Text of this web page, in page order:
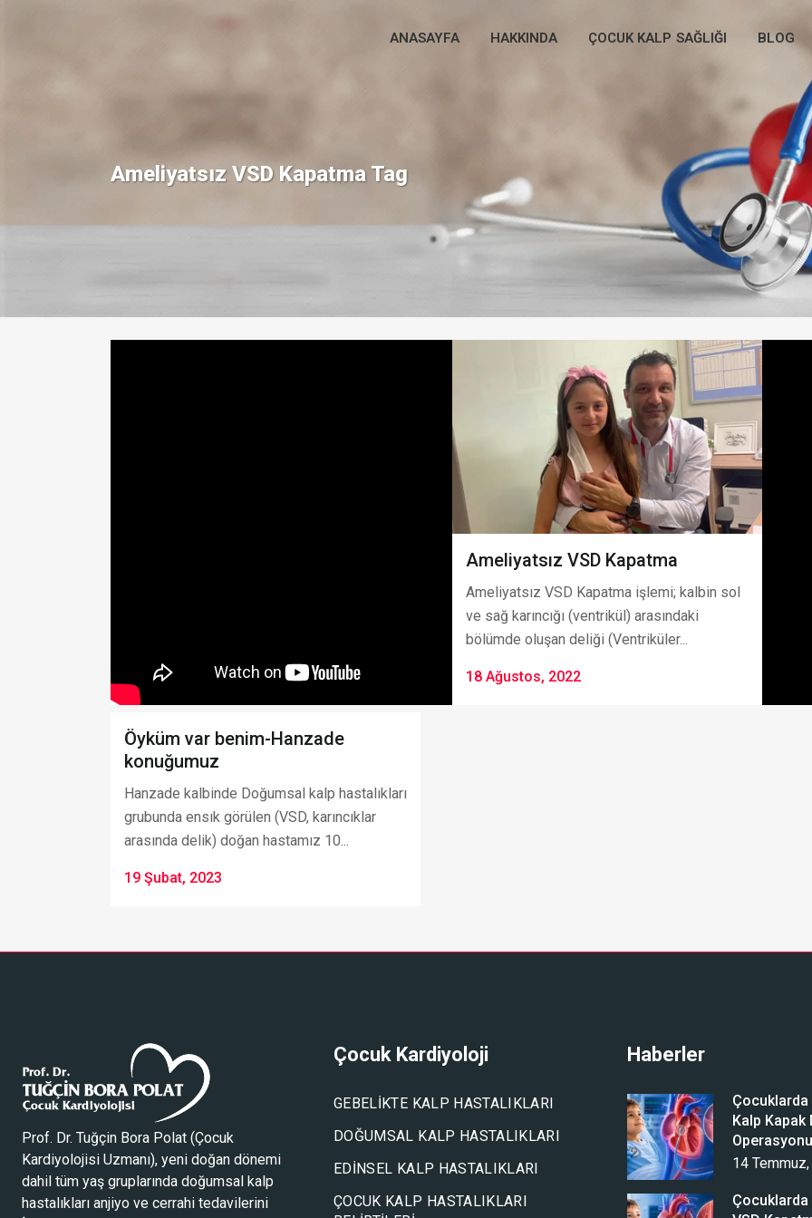
ANASAYFA HAKKINDA ÇOCUK KALP SAĞLIĞI BLOG
Ameliyatsız VSD Kapatma Tag
Öyküm var benim-Hanzade
konuğumuz
Hanzade kalbinde Doğumsal kalp hastalıkları
grubunda ensık görülen (VSD, karıncıklar
arasında delik) doğan hastamız 10...
19 Şubat, 2023
Ameliyatsız VSD Kapatma
Ameliyatsız VSD Kapatma işlemi; kalbin sol
ve sağ karıncığı (ventrikül) arasındaki
bölümde oluşan deliği (Ventriküler...
18 Ağustos, 2022
Prof. Dr. Tuğçin Bora Polat (Çocuk
Kardiyolojisi Uzmanı), yeni doğan dönemi
dahil tüm yaş gruplarında doğumsal kalp
hastalıkları anjiyo ve cerrahi tedavilerini
Çocuk Kardiyoloji
GEBELIKTE KALP HASTALIKLARI
DOĞUMSAL KALP HASTALIKLARI
EDINSEL KALP HASTALIKLARI
ÇOCUK KALP HASTALIKLARI
Haberler
Kalp Kapak
Operasyonu
14
Çocuklarda